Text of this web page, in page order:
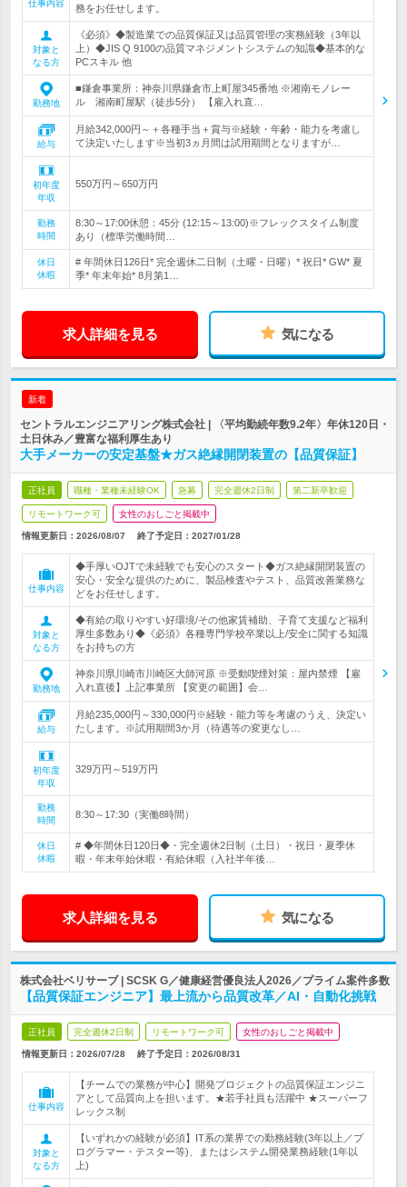
仕事内容
務をお任せします。
対象と
なる方
《必須》◆製造業での品質保証又は品質管理の実務経験（3年以
上）◆JIS Q 9100の品質マネジメントシステムの知識◆基本的な
PCスキル 他
勤務地
■鎌倉事業所：神奈川県鎌倉市上町屋345番地 ※湘南モノレー
ル 湘南町屋駅（徒歩5分） 【雇入れ直…
給与
月給342,000円～＋各種手当＋賞与※経験・年齢・能力を考慮し
て決定いたします※当初3ヵ月間は試用期間となりますが…
初年度
年収
550万円～650万円
勤務
時間
8:30～17:00休憩：45分 (12:15～13:00)※フレックスタイム制度
あり（標準労働時間…
休日
休暇
# 年間休日126日* 完全週休二日制（土曜・日曜）* 祝日* GW* 夏
季* 年末年始* 8月第1…
求人詳細を見る 気になる
新着
セントラルエンジニアリング株式会社 | 〈平均勤続年数9.2年〉年休120日・
土日休み／豊富な福利厚生あり
大手メーカーの安定基盤★ガス絶縁開閉装置の【品質保証】
正社員 職種・業種未経験OK 急募 完全週休2日制 第二新卒歓迎
リモートワーク可 女性のおしごと掲載中
情報更新日：2026/08/07 終了予定日： 2027/01/28
仕事内容
◆手厚いOJTで未経験でも安心のスタート◆ガス絶縁開閉装置の
安心・安全な提供のために、製品検査やテスト、品質改善業務な
どをお任せします。
対象と
なる方
◆有給の取りやすい好環境/その他家賃補助、子育て支援など福利
厚生多数あり◆《必須》各種専門学校卒業以上/安全に関する知識
をお持ちの方
勤務地
神奈川県川崎市川崎区大師河原 ※受動喫煙対策：屋内禁煙 【雇
入れ直後】上記事業所 【変更の範囲】会…
給与
月給235,000円～330,000円※経験・能力等を考慮のうえ、決定い
たします。※試用期間3か月（待遇等の変更なし…
初年度
年収
329万円～519万円
勤務
時間
8:30～17:30（実働8時間）
休日
休暇
# ◆年間休日120日◆・完全週休2日制（土日）・祝日・夏季休
暇・年末年始休暇・有給休暇（入社半年後…
求人詳細を見る 気になる
株式会社ベリサーブ | SCSK G／健康経営優良法人2026／プライム案件多数
【品質保証エンジニア】最上流から品質改革／AI・自動化挑戦
正社員 完全週休2日制 リモートワーク可 女性のおしごと掲載中
情報更新日：2026/07/28 終了予定日： 2026/08/31
仕事内容
【チームでの業務が中心】開発プロジェクトの品質保証エンジニ
アとして品質向上を担います。★若手社員も活躍中 ★スーパーフ
レックス制
対象と
なる方
【いずれかの経験が必須】IT系の業界での勤務経験(3年以上／プ
ログラマー・テスター等)、またはシステム開発業務経験(1年以
上)